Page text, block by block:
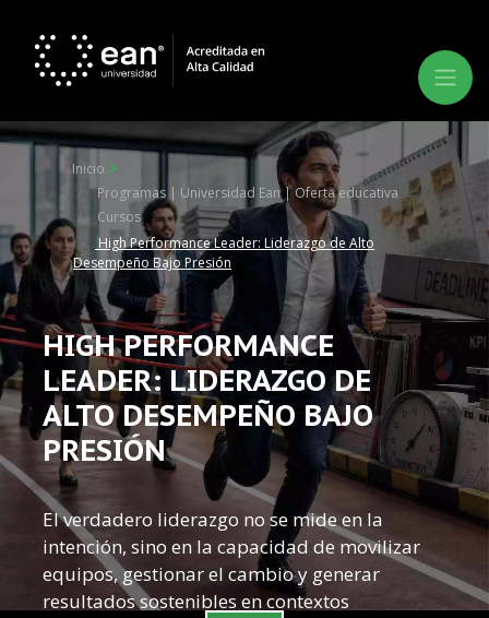
Inicio
Programas | Universidad Ean | Oferta educativa
Cursos
High Performance Leader: Liderazgo de Alto
Desempeño Bajo Presión
HIGH PERFORMANCE
LEADER: LIDERAZGO DE
ALTO DESEMPEÑO BAJO
PRESIÓN
El verdadero liderazgo no se mide en la
intención, sino en la capacidad de movilizar
equipos, gestionar el cambio y generar
resultados sostenibles en contextos